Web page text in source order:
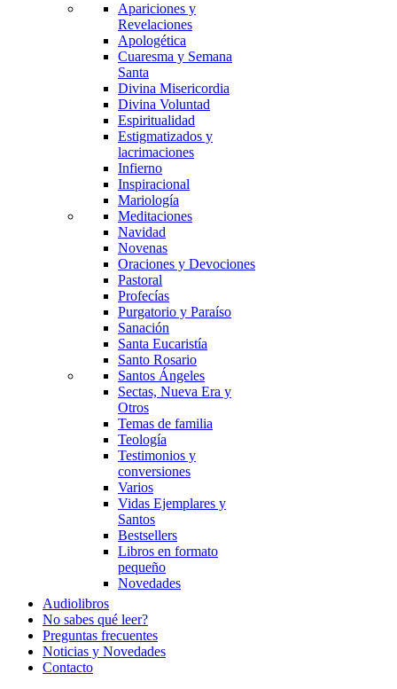
Apariciones y
Revelaciones
Apologética
Cuaresma y Semana
Santa
Divina Misericordia
Divina Voluntad
Espiritualidad
Estigmatizados y
lacrimaciones
Infierno
Inspiracional
Mariología
Meditaciones
Navidad
Novenas
Oraciones y Devociones
Pastoral
Profecías
Purgatorio y Paraíso
Sanación
Santa Eucaristía
Santo Rosario
Santos Ángeles
Sectas, Nueva Era y
Otros
Temas de familia
Teología
Testimonios y
conversiones
Varios
Vidas Ejemplares y
Santos
Bestsellers
Libros en formato
pequeño
Novedades
Audiolibros
No sabes qué leer?
Preguntas frecuentes
Noticias y Novedades
Contacto